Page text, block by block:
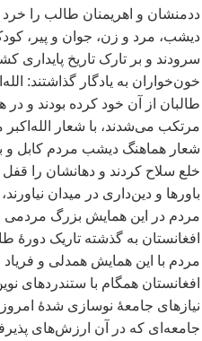
ددمنشان و اهریمنان طالب را خرد
دیشب، مرد و زن، جوان و پیر،
سرودند و بر تارک تاریخ پایداری
خونخواران به یادگار گذاشتند: الله
طالبان از آن خود کرده بودند و
مرتکب میشدند، با شعار الله
شعار هماهنگ دیشب مردم کابل و
خلع سلاح کردند و دهانشان را قفل
باورها و دینداری در میدان
مردم در این همایش بزرگ مردمی و
افغانستان به گذشته تاریک دورۀ
مردم با این همایش همدلی و
افغانستان همگام با ستندردهای
نیازهای جامعۀ نوسازی شدۀ
جامعه ای که در آن ارزشهای